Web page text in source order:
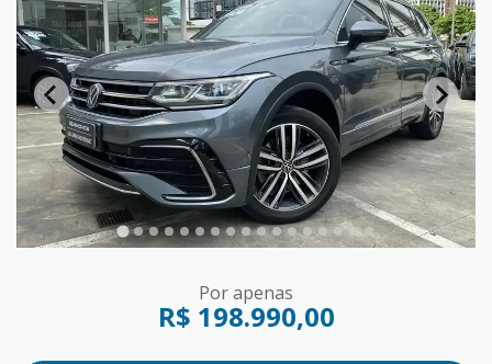
Por apenas
R$ 198.990,00